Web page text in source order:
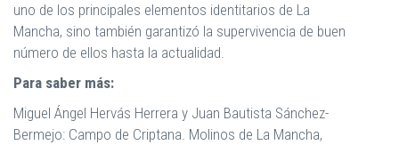
uno de los principales elementos identitarios de La
Mancha, sino también garantizó la supervivencia de buen
número de ellos hasta la actualidad.
Para saber más:
Miguel Ángel Hervás Herrera y Juan Bautista Sánchez-
Bermejo: Campo de Criptana. Molinos de La Mancha,